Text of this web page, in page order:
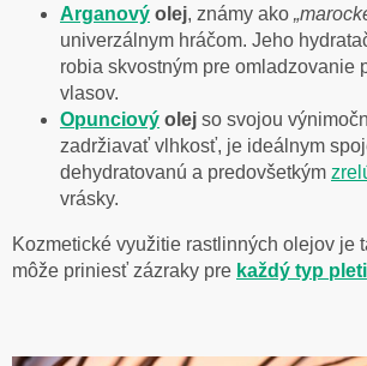
Arganový olej, známy ako
univerzálnym hráčom. Jeho
robia skvostným pre omladzovanie
vlasov.
Opunciový olej so svojou
zadržiavať vlhkosť, je ideálnym
dehydratovanú a predovšetkým
vrásky.
Kozmetické využitie rastlinných olejov je
môže priniesť zázraky pre každý typ pleti